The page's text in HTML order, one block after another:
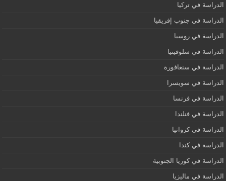
الدراسة في تركيا
الدراسة في جنوب إفريقيا
الدراسة في روسيا
الدراسة في سلوفينيا
الدراسة في سنغافورة
الدراسة في سويسرا
الدراسة في فرنسا
الدراسة في فنلندا
الدراسة في كرواتيا
الدراسة في كندا
الدراسة في كوريا الجنوبية
الدراسة في ماليزيا